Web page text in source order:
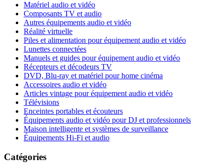
Matériel audio et vidéo
Composants TV et audio
Autres équipements audio et vidéo
Réalité virtuelle
Piles et alimentation pour équipement audio et vidéo
Lunettes connectées
Manuels et guides pour équipement audio et vidéo
Récepteurs et décodeurs TV
DVD, Blu-ray et matériel pour home cinéma
Accessoires audio et vidéo
Articles vintage pour équipement audio et vidéo
Télévisions
Enceintes portables et écouteurs
Équipements audio et vidéo pour DJ et professionnels
Maison intelligente et systèmes de surveillance
Équipements Hi-Fi et audio
Catégories